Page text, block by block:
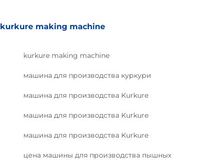
kurkure making machine
kurkure making machine
машина для производства куркури
машина для производства Kurkure
машина для производства Kurkure
машина для производства Kurkure
цена машины для производства пышных